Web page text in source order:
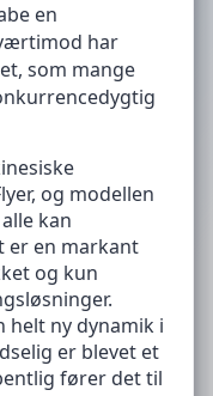
en
har
som mange
og modellen
kan
er en markant
og kun
helt ny dynamik i
er blevet et
fører det til